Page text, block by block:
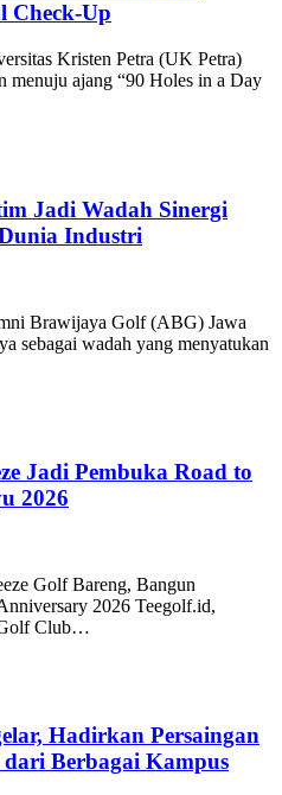
Check-Up
Kristen Petra (UK Petra)
menuju ajang “90 Holes in a Day
Jadi Wadah Sinergi
Industri
Brawijaya Golf (ABG) Jawa
sebagai wadah yang menyatukan
Jadi Pembuka Road to
2026
Golf Bareng, Bangun
2026 Teegolf.id,
Club…
Hadirkan Persaingan
Berbagai Kampus